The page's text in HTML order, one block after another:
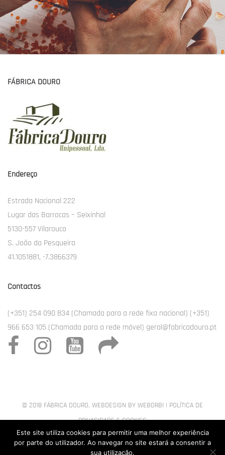
FÁBRICA DOURO
Endereço
Estrada Nacional 222
Lugar das Barrocas – Seixinhal
5130-557 Vilarouco
S. João da Pesqueira
41.1051881, -7.3866379
Contactos
(+351) 254 090 834 (Chamada para a rede fixa nacional) (+351)
966 653 105 (Chamada para a rede móvel) geral@fabricadouro.pt
© 2018 FÁBRICA DOURO. WEBDESIGN BY WEBORBI | POLÍTICA DE
PRIVACIDADE E COOKIES
Este site utiliza cookies para permitir uma melhor experiência
por parte do utilizador. Ao navegar no site estará a consentir a
sua utilização.